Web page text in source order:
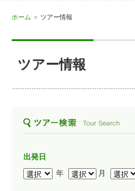
ホーム > ツアー情報
ツアー情報
出発日
年
月